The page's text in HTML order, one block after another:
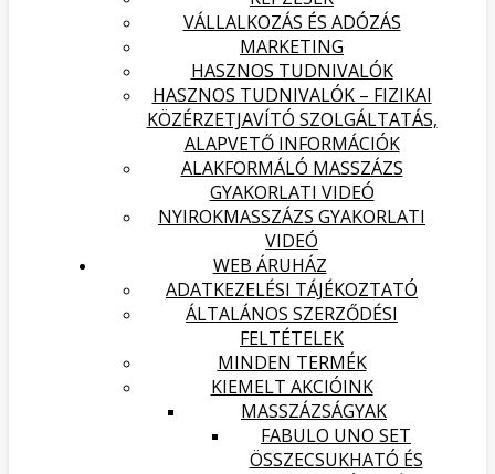
VÁLLALKOZÁS ÉS ADÓZÁS
MARKETING
HASZNOS TUDNIVALÓK
HASZNOS TUDNIVALÓK – FIZIKAI
KÖZÉRZETJAVÍTÓ SZOLGÁLTATÁS,
ALAPVETŐ INFORMÁCIÓK
ALAKFORMÁLÓ MASSZÁZS
GYAKORLATI VIDEÓ
NYIROKMASSZÁZS GYAKORLATI
VIDEÓ
WEB ÁRUHÁZ
ADATKEZELÉSI TÁJÉKOZTATÓ
ÁLTALÁNOS SZERZŐDÉSI
FELTÉTELEK
MINDEN TERMÉK
KIEMELT AKCIÓINK
MASSZÁZSÁGYAK
FABULO UNO SET
ÖSSZECSUKHATÓ ÉS